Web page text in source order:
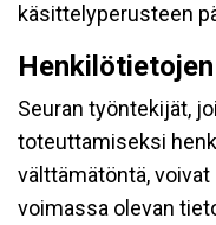
käsittelyperusteen
Seuran työntekijät,
toteuttamiseksi
välttämätöntä,
voimassa olevan